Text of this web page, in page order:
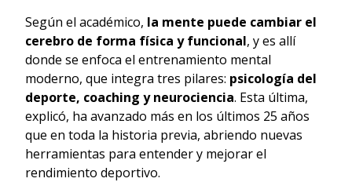
Según el académico, la mente puede cambiar el
cerebro de forma física y funcional, y es allí
donde se enfoca el entrenamiento mental
moderno, que integra tres pilares: psicología del
deporte, coaching y neurociencia. Esta última,
explicó, ha avanzado más en los últimos 25 años
que en toda la historia previa, abriendo nuevas
herramientas para entender y mejorar el
rendimiento deportivo.